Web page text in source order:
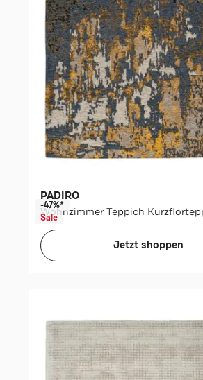
PADIRO
-47%*
Sale
Jetzt shoppen